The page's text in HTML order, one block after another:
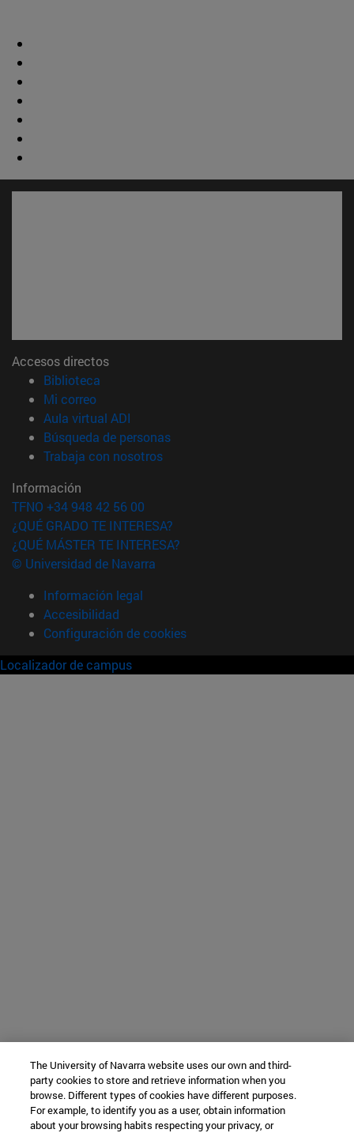
Accesos directos
Biblioteca
Mi correo(abre en nueva ventana)
Aula virtual ADI
Búsqueda de personas(abre en nueva ventana)
Trabaja con nosotros(abre en nueva ventana)
Información
TFNO +34 948 42 56 00
¿QUÉ GRADO TE INTERESA?
¿QUÉ MÁSTER TE INTERESA?
© Universidad de Navarra
Información legal
Accesibilidad
Configuración de cookies
Localizador de campus
The University of Navarra website uses our own and third-
party cookies to store and retrieve information when you
browse. Different types of cookies have different purposes.
For example, to identify you as a user, obtain information
about your browsing habits respecting your privacy, or